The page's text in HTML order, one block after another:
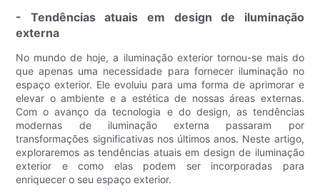
- Tendências atuais em design de iluminação
externa
No mundo de hoje, a iluminação exterior tornou-se mais do
que apenas uma necessidade para fornecer iluminação no
espaço exterior. Ele evoluiu para uma forma de aprimorar e
elevar o ambiente e a estética de nossas áreas externas.
Com o avanço da tecnologia e do design, as tendências
modernas de iluminação externa passaram por
transformações significativas nos últimos anos. Neste artigo,
exploraremos as tendências atuais em design de iluminação
exterior e como elas podem ser incorporadas para
enriquecer o seu espaço exterior.